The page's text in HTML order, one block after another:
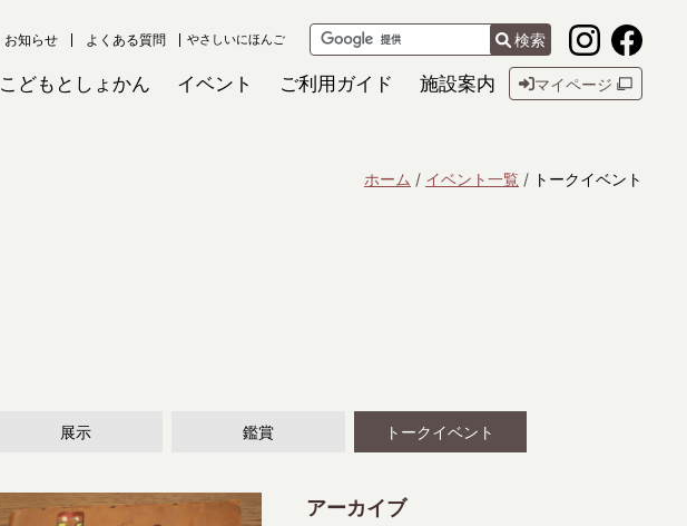
お知らせ よくある質問 やさしいにほんご 検索
こどもとしょかん イベント ご利用ガイド 施設案内 マイページ
ホーム イベント一覧 トークイベント
展示 鑑賞 トークイベント
アーカイブ